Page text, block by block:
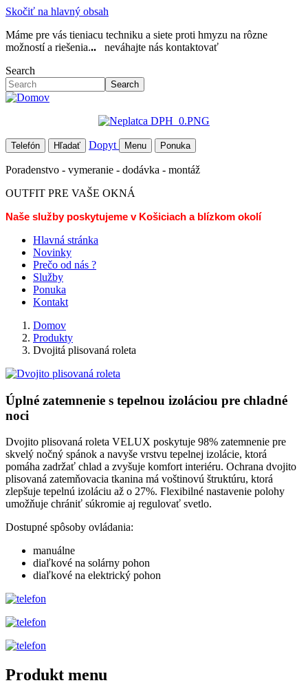
Skočiť na hlavný obsah
Máme pre vás tieniacu techniku a siete proti hmyzu na rôzne
možností a riešenia...
neváhajte nás kontaktovať
Search
Search
Telefón Hľadať Dopyt Menu Ponuka
Poradenstvo - vymeranie - dodávka - montáž
OUTFIT PRE VAŠE OKNÁ
Naše služby poskytujeme v Košiciach a blízkom okolí
Hlavná stránka
Novinky
Prečo od nás ?
Služby
Ponuka
Kontakt
Domov
Produkty
Dvojitá plisovaná roleta
Úplné zatemnenie s tepelnou izoláciou pre chladné
noci
Dvojito plisovaná roleta VELUX poskytuje 98% zatemnenie pre
skvelý nočný spánok a navyše vrstvu tepelnej izolácie, ktorá
pomáha zadržať chlad a zvyšuje komfort interiéru. Ochrana dvojito
plisovaná zatemňovacia tkanina má voštinovú štruktúru, ktorá
zlepšuje tepelnú izoláciu až o 27%. Flexibilné nastavenie polohy
umožňuje chrániť súkromie aj regulovať svetlo.
Dostupné spôsoby ovládania:
manuálne
diaľkové na solárny pohon
diaľkové na elektrický pohon
Produkt menu